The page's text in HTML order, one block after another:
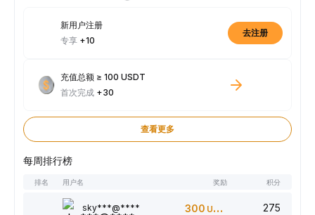
新用户注册
专享 +10
去注册
充值总额 ≥ 100 USDT
首次完成 +30
查看更多
每周排行榜
排名 用户名 奖励 积分
sky***@**** 300 USDT 275